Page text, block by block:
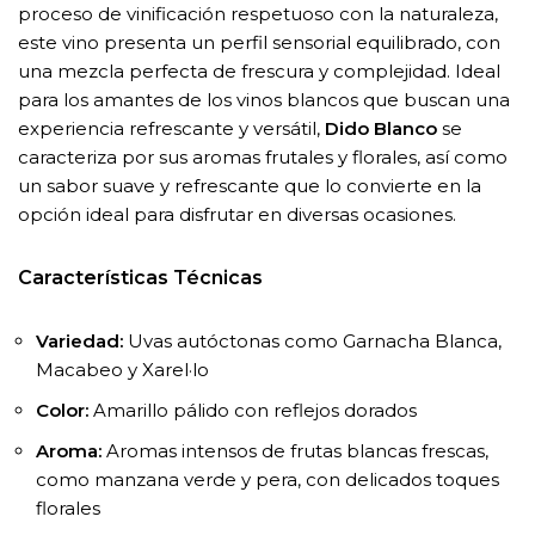
proceso de vinificación respetuoso con la naturaleza,
este vino presenta un perfil sensorial equilibrado, con
una mezcla perfecta de frescura y complejidad. Ideal
para los amantes de los vinos blancos que buscan una
experiencia refrescante y versátil, Dido Blanco se
caracteriza por sus aromas frutales y florales, así como
un sabor suave y refrescante que lo convierte en la
opción ideal para disfrutar en diversas ocasiones.
Características Técnicas
Variedad: Uvas autóctonas como Garnacha Blanca,
Macabeo y Xarel·lo
Color: Amarillo pálido con reflejos dorados
Aroma: Aromas intensos de frutas blancas frescas,
como manzana verde y pera, con delicados toques
florales